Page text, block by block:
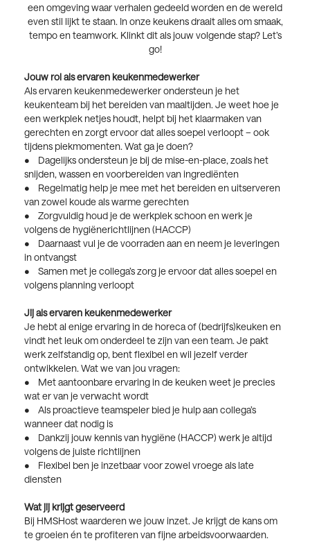
een omgeving waar verhalen gedeeld worden en de wereld
even stil lijkt te staan. In onze keukens draait alles om smaak,
tempo en teamwork. Klinkt dit als jouw volgende stap? Let’s
go!
Jouw rol als ervaren keukenmedewerker
Als ervaren keukenmedewerker ondersteun je het
keukenteam bij het bereiden van maaltijden. Je weet hoe je
een werkplek netjes houdt, helpt bij het klaarmaken van
gerechten en zorgt ervoor dat alles soepel verloopt – ook
tijdens piekmomenten. Wat ga je doen?
• Dagelijks ondersteun je bij de mise-en-place, zoals het
snijden, wassen en voorbereiden van ingrediënten
• Regelmatig help je mee met het bereiden en uitserveren
van zowel koude als warme gerechten
• Zorgvuldig houd je de werkplek schoon en werk je
volgens de hygiënerichtlijnen (HACCP)
• Daarnaast vul je de voorraden aan en neem je leveringen
in ontvangst
• Samen met je collega’s zorg je ervoor dat alles soepel en
volgens planning verloopt
Jij als ervaren keukenmedewerker
Je hebt al enige ervaring in de horeca of (bedrijfs)keuken en
vindt het leuk om onderdeel te zijn van een team. Je pakt
werk zelfstandig op, bent flexibel en wil jezelf verder
ontwikkelen. Wat we van jou vragen:
• Met aantoonbare ervaring in de keuken weet je precies
wat er van je verwacht wordt
• Als proactieve teamspeler bied je hulp aan collega’s
wanneer dat nodig is
• Dankzij jouw kennis van hygiëne (HACCP) werk je altijd
volgens de juiste richtlijnen
• Flexibel ben je inzetbaar voor zowel vroege als late
diensten
Wat jij krijgt geserveerd
Bij HMSHost waarderen we jouw inzet. Je krijgt de kans om
te groeien én te profiteren van fijne arbeidsvoorwaarden.